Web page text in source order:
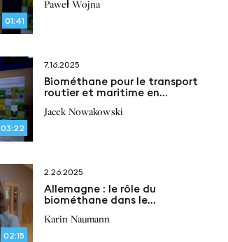
01:41
Paweł Wojna
03:22
7.16.2025
Biométhane pour le transport
routier et maritime en
Polish LNG & bioLNG Platform
Jacek Nowakowski
02:15
2.26.2025
Allemagne : le rôle du
biométhane dans le
Karin Naumann